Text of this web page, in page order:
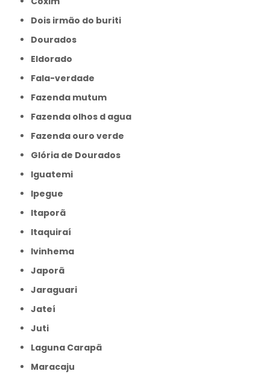
Dois irmão do buriti
Dourados
Eldorado
Fala-verdade
Fazenda mutum
Fazenda olhos d agua
Fazenda ouro verde
Glória de Dourados
Iguatemi
Ipegue
Itaporã
Itaquiraí
Ivinhema
Japorã
Jaraguari
Jateí
Juti
Laguna Carapã
Maracaju